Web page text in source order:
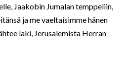
Jaakobin Jumalan temppeliin,
ja me vaeltaisimme hänen
laki, Jerusalemista Herran